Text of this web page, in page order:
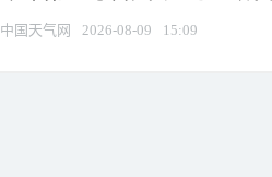
中国天气网 2026-08-09 15:09